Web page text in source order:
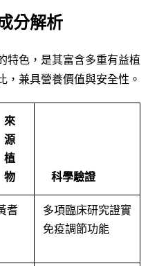
分解析
特色，是其富含多重有益植
，兼具營養價值與安全性。
來
源
植
物
科學驗證
耆
多項臨床研究證實
免疫調節功能